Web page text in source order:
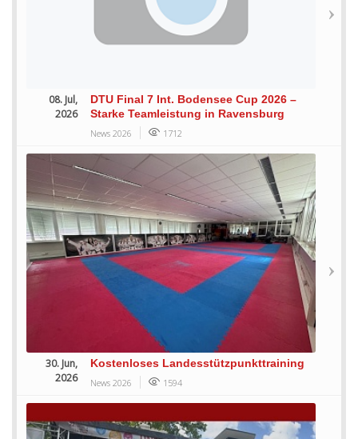
08. Jul,
2026
DTU Final 7 Int. Bodensee Cup 2026 –
Starke Teamleistung in Ravensburg
News 2026 1712
30. Jun,
2026
Kostenloses Landesstützpunkttraining
News 2026 1594